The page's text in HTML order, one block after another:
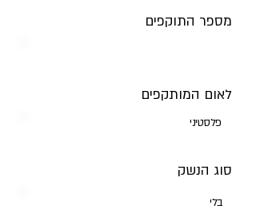
מספר התוקפים
לאום המותקפים
פלסטיני
סוג הנשק
בלי